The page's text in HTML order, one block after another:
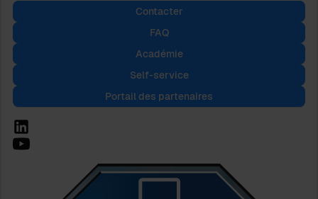
Contacter
FAQ
Académie
Self-service
Portail des partenaires